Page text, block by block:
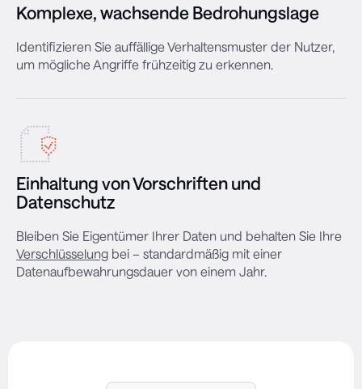
Komplexe, wachsende Bedrohungslage
Identifizieren Sie auffällige Verhaltensmuster der Nutzer,
um mögliche Angriffe frühzeitig zu erkennen.
Einhaltung von Vorschriften und
Datenschutz
Bleiben Sie Eigentümer Ihrer Daten und behalten Sie Ihre
Verschlüsselung bei – standardmäßig mit einer
Datenaufbewahrungsdauer von einem Jahr.